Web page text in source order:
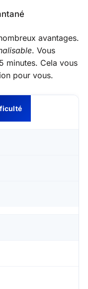
avantages.
. Vous
minutes. Cela vous
pour vous.